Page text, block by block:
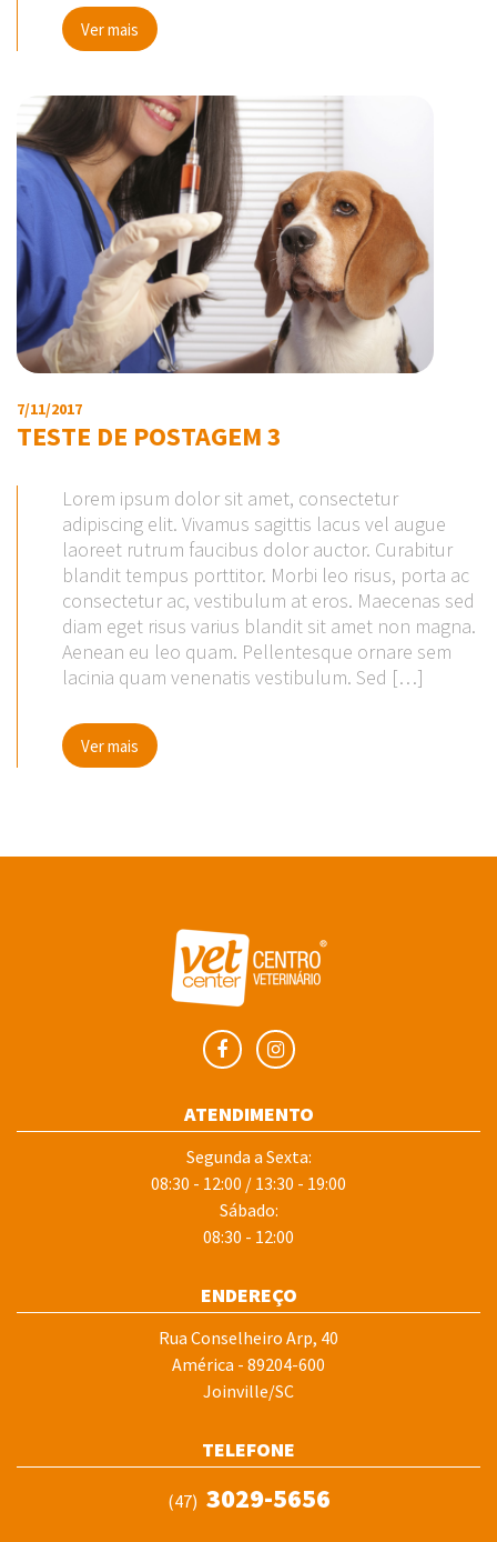
Ver mais
7/11/2017
TESTE DE POSTAGEM 3
Lorem ipsum dolor sit amet, consectetur
adipiscing elit. Vivamus sagittis lacus vel augue
laoreet rutrum faucibus dolor auctor. Curabitur
blandit tempus porttitor. Morbi leo risus, porta ac
consectetur ac, vestibulum at eros. Maecenas sed
diam eget risus varius blandit sit amet non magna.
Aenean eu leo quam. Pellentesque ornare sem
lacinia quam venenatis vestibulum. Sed […]
Ver mais
ATENDIMENTO
Segunda a Sexta:
08:30 - 12:00 / 13:30 - 19:00
Sábado:
08:30 - 12:00
ENDEREÇO
Rua Conselheiro Arp, 40
América - 89204-600
Joinville/SC
TELEFONE
(47) 3029-5656